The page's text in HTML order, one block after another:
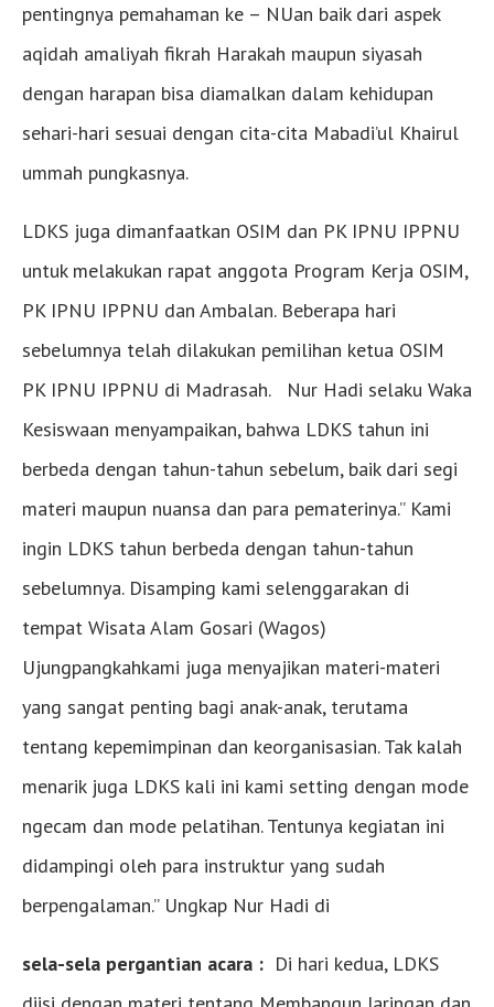
pentingnya pemahaman ke – NUan baik dari aspek
aqidah amaliyah fikrah Harakah maupun siyasah
dengan harapan bisa diamalkan dalam kehidupan
sehari-hari sesuai dengan cita-cita Mabadi’ul Khairul
ummah pungkasnya.
LDKS juga dimanfaatkan OSIM dan PK IPNU IPPNU
untuk melakukan rapat anggota Program Kerja OSIM,
PK IPNU IPPNU dan Ambalan. Beberapa hari
sebelumnya telah dilakukan pemilihan ketua OSIM
PK IPNU IPPNU di Madrasah. Nur Hadi selaku Waka
Kesiswaan menyampaikan, bahwa LDKS tahun ini
berbeda dengan tahun-tahun sebelum, baik dari segi
materi maupun nuansa dan para pematerinya.” Kami
ingin LDKS tahun berbeda dengan tahun-tahun
sebelumnya. Disamping kami selenggarakan di
tempat Wisata Alam Gosari (Wagos)
Ujungpangkahkami juga menyajikan materi-materi
yang sangat penting bagi anak-anak, terutama
tentang kepemimpinan dan keorganisasian. Tak kalah
menarik juga LDKS kali ini kami setting dengan mode
ngecam dan mode pelatihan. Tentunya kegiatan ini
didampingi oleh para instruktur yang sudah
berpengalaman.” Ungkap Nur Hadi di
sela-sela pergantian acara : Di hari kedua, LDKS